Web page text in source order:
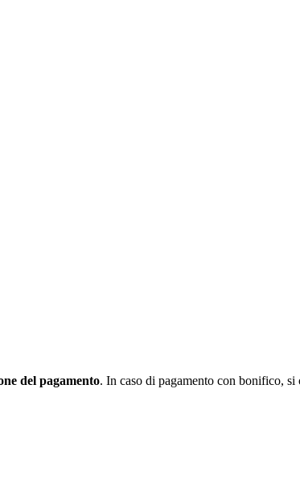
del pagamento. In caso di pagamento con bonifico,